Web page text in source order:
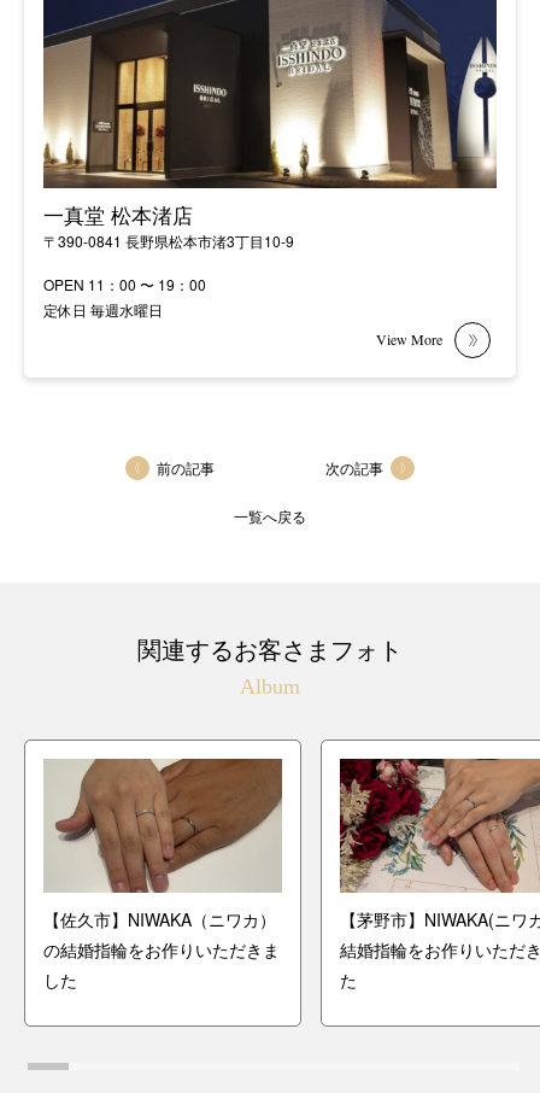
一真堂 松本渚店
〒390-0841 長野県松本市渚3丁目10-9
OPEN 11：00 〜 19：00
定休日 毎週水曜日
前の記事
一覧へ戻る
次の記事
関連するお客さまフォト
Album
【佐久市】NIWAKA（ニワカ）
の結婚指輪をお作りいただきま
した
【茅野市】NIWAKA(ニワ
結婚指輪をお作りいただ
た